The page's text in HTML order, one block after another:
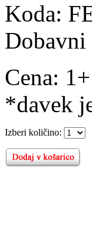
Koda:
Dobavni
Cena:
*davek
Izberi količino: